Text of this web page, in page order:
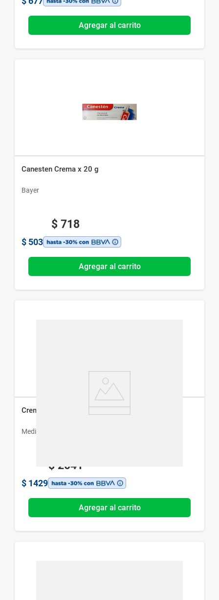
Agregar al carrito
Canesten Crema x 20 g
Bayer
$ 718
$ 503
Agregar al carrito
Medihealth
$ 2041
$ 1429
Agregar al carrito